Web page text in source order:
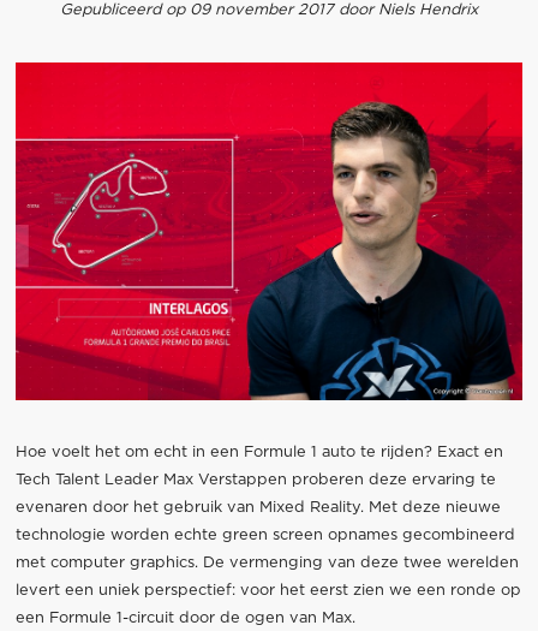
Gepubliceerd op 09 november 2017 door Niels Hendrix
Hoe voelt het om echt in een Formule 1 auto te rijden? Exact en
Tech Talent Leader Max Verstappen proberen deze ervaring te
evenaren door het gebruik van Mixed Reality. Met deze nieuwe
technologie worden echte green screen opnames gecombineerd
met computer graphics. De vermenging van deze twee werelden
levert een uniek perspectief: voor het eerst zien we een ronde op
een Formule 1-circuit door de ogen van Max.